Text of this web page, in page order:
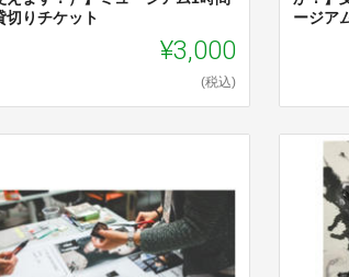
切りチケット
¥3,000
(税込)
ージア